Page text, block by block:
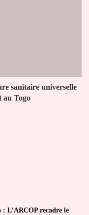
sanitaire universelle
au Togo
: L’ARCOP recadre le